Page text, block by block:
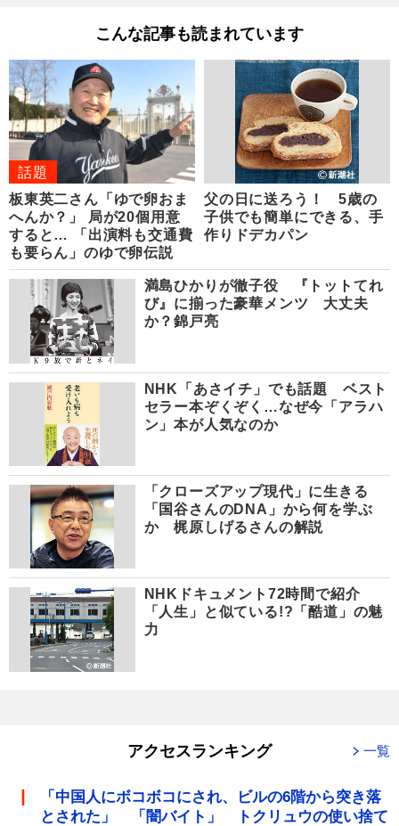
こんな記事も読まれています
話題
板東英二さん「ゆで卵おま
へんか？」 局が20個用意
すると… 「出演料も交通費
も要らん」のゆで卵伝説
父の日に送ろう！ 5歳の
子供でも簡単にできる、手
作りドデカパン
満島ひかりが徹子役 『トットてれ
び』に揃った豪華メンツ 大丈夫
か？錦戸亮
NHK「あさイチ」でも話題 ベスト
セラー本ぞくぞく…なぜ今「アラハ
ン」本が人気なのか
「クローズアップ現代」に生きる
「国谷さんのDNA」から何を学ぶ
か 梶原しげるさんの解説
NHKドキュメント72時間で紹介
「人生」と似ている!?「酷道」の魅
力
アクセスランキング 一覧
「中国人にボコボコにされ、ビルの6階から突き落
とされた」 「闇バイト」 トクリュウの使い捨て